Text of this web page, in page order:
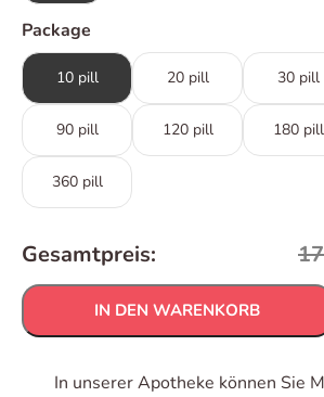
Package
10 pill 20 pill 30 pill
90 pill 120 pill 180 pill
360 pill
Gesamtpreis:
IN DEN WARENKORB
In unserer Apotheke können Sie